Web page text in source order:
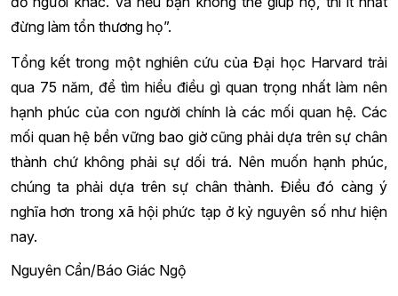
đừng làm tổn thương họ”.
Tổng kết trong một nghiên cứu của Đại học Harvard trải
qua 75 năm, để tìm hiểu điều gì quan trọng nhất làm nên
hạnh phúc của con người chính là các mối quan hệ. Các
mối quan hệ bền vững bao giờ cũng phải dựa trên sự chân
thành chứ không phải sự dối trá. Nên muốn hạnh phúc,
chúng ta phải dựa trên sự chân thành. Điều đó càng ý
nghĩa hơn trong xã hội phức tạp ở kỷ nguyên số như hiện
nay.
Nguyên Cẩn/Báo Giác Ngộ